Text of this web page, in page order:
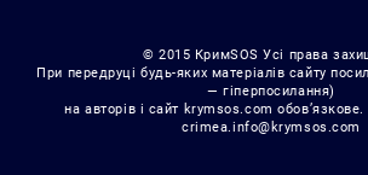
© 2015 КримSOS Усі права
При передруці будь-яких матеріалів сайту
— гіперпосилання)
на авторів і сайт krymsos.com обов’язкове.
crimea.info@krymsos.com